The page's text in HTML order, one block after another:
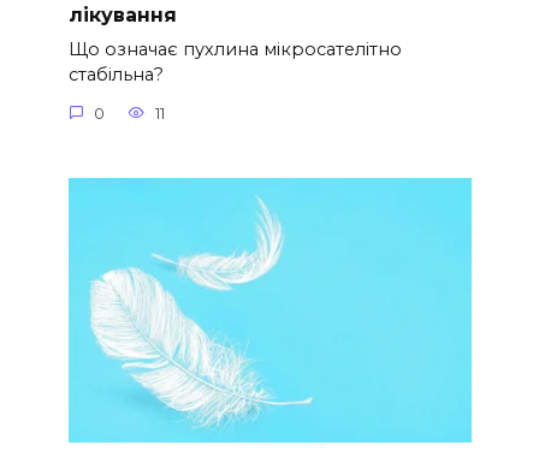
лікування
Що означає пухлина мікросателітно
стабільна?
0 11